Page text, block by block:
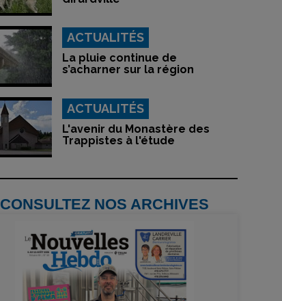
ACTUALITÉS
La pluie continue de
s’acharner sur la région
ACTUALITÉS
L'avenir du Monastère des
Trappistes à l'étude
CONSULTEZ NOS ARCHIVES